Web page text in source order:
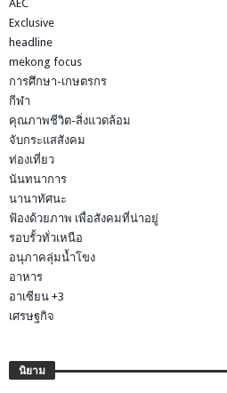
AEC
Exclusive
headline
mekong focus
การศึกษา-เกษตรกร
กีฬา
คุณภาพชีวิต-สิ่งแวดล้อม
จับกระแสสังคม
ท่องเที่ยว
นันทนาการ
นานาทัศนะ
ฟ้องด้วยภาพ เพื่อสังคมที่น่าอยู่
รอบรั้วทั่วเหนือ
อนุภาคลุ่มน้ำโขง
อาหาร
อาเซียน +3
เศรษฐกิจ
นิยาม